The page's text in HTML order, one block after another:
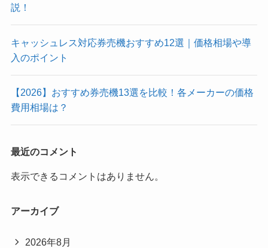
説！
キャッシュレス対応券売機おすすめ12選｜価格相場や導
入のポイント
【2026】おすすめ券売機13選を比較！各メーカーの価格
費用相場は？
最近のコメント
表示できるコメントはありません。
アーカイブ
2026年8月